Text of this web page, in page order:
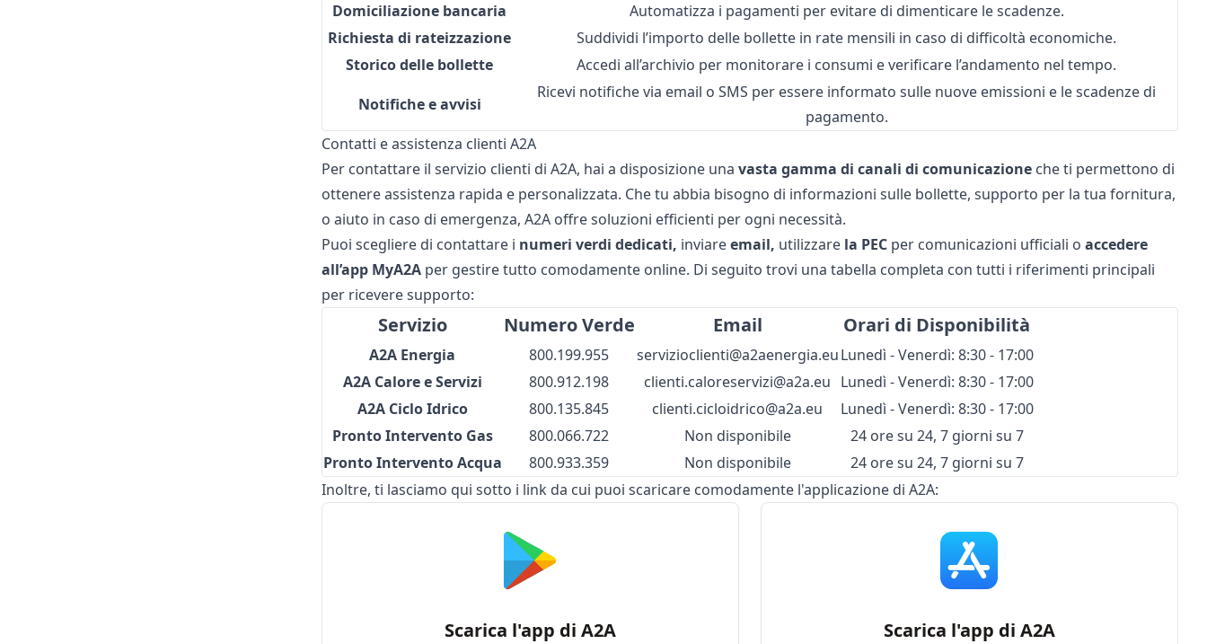
Domiciliazione bancaria
Automatizza i pagamenti per evitare di dimenticare le scadenze.
Richiesta di rateizzazione
Suddividi l’importo delle bollette in rate mensili in caso di difficoltà economiche.
Storico delle bollette
Accedi all’archivio per monitorare i consumi e verificare l’andamento nel tempo.
Notifiche e avvisi
Ricevi notifiche via email o SMS per essere informato sulle nuove emissioni e le scadenze di
pagamento.
Contatti e assistenza clienti A2A
Per contattare il servizio clienti di A2A, hai a disposizione una vasta gamma di canali di comunicazioneche ti permettono di
ottenere assistenza rapida e personalizzata. Che tu abbia bisogno di informazioni sulle bollette, supporto per la tua fornitura,
o aiuto in caso di emergenza, A2A offre soluzioni efficienti per ogni necessità.
Puoi scegliere di contattare i numeri verdi dedicati, inviareemail, utilizzare la PECper comunicazioni ufficiali o accedere
all’app MyA2Aper gestire tutto comodamente online. Di seguito trovi una tabella completa con tutti i riferimenti principali
per ricevere supporto:
Servizio Numero Verde Email Orari di Disponibilità
A2A Energia 800.199.955 servizioclienti@a2aenergia.euLunedì - Venerdì: 8:30 - 17:00
A2A Calore e Servizi
800.912.198 clienti.caloreservizi@a2a.eu Lunedì - Venerdì: 8:30 - 17:00
A2A Ciclo Idrico
800.135.845 clienti.cicloidrico@a2a.eu
Lunedì - Venerdì: 8:30 - 17:00
Pronto Intervento Gas
800.066.722 Non disponibile
24 ore su 24, 7 giorni su 7
Pronto Intervento Acqua
800.933.359 Non disponibile
24 ore su 24, 7 giorni su 7
Inoltre, ti lasciamo qui sotto i link da cui puoi scaricare comodamente l'applicazione di A2A:
Scarica l'app di A2A Scarica l'app di A2A